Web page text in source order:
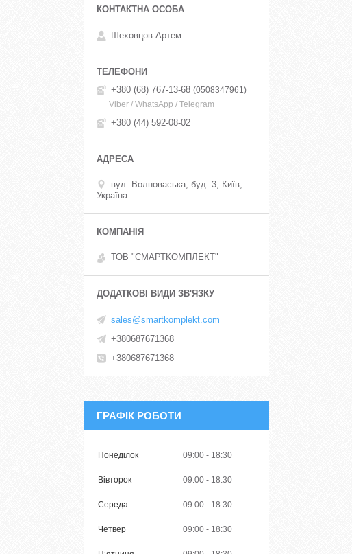
Шеховцов Артем
+380 (68) 767-13-68 0508347961
Viber / WhatsApp / Telegram
+380 (44) 592-08-02
вул. Волноваська, буд. 3, Київ,
Україна
ТОВ "СМАРТКОМПЛЕКТ"
sales@smartkomplekt.com
+380687671368
+380687671368
ГРАФІК РОБОТИ
Понеділок 09:00 18:30
Вівторок 09:00 18:30
Середа 09:00 18:30
Четвер 09:00 18:30